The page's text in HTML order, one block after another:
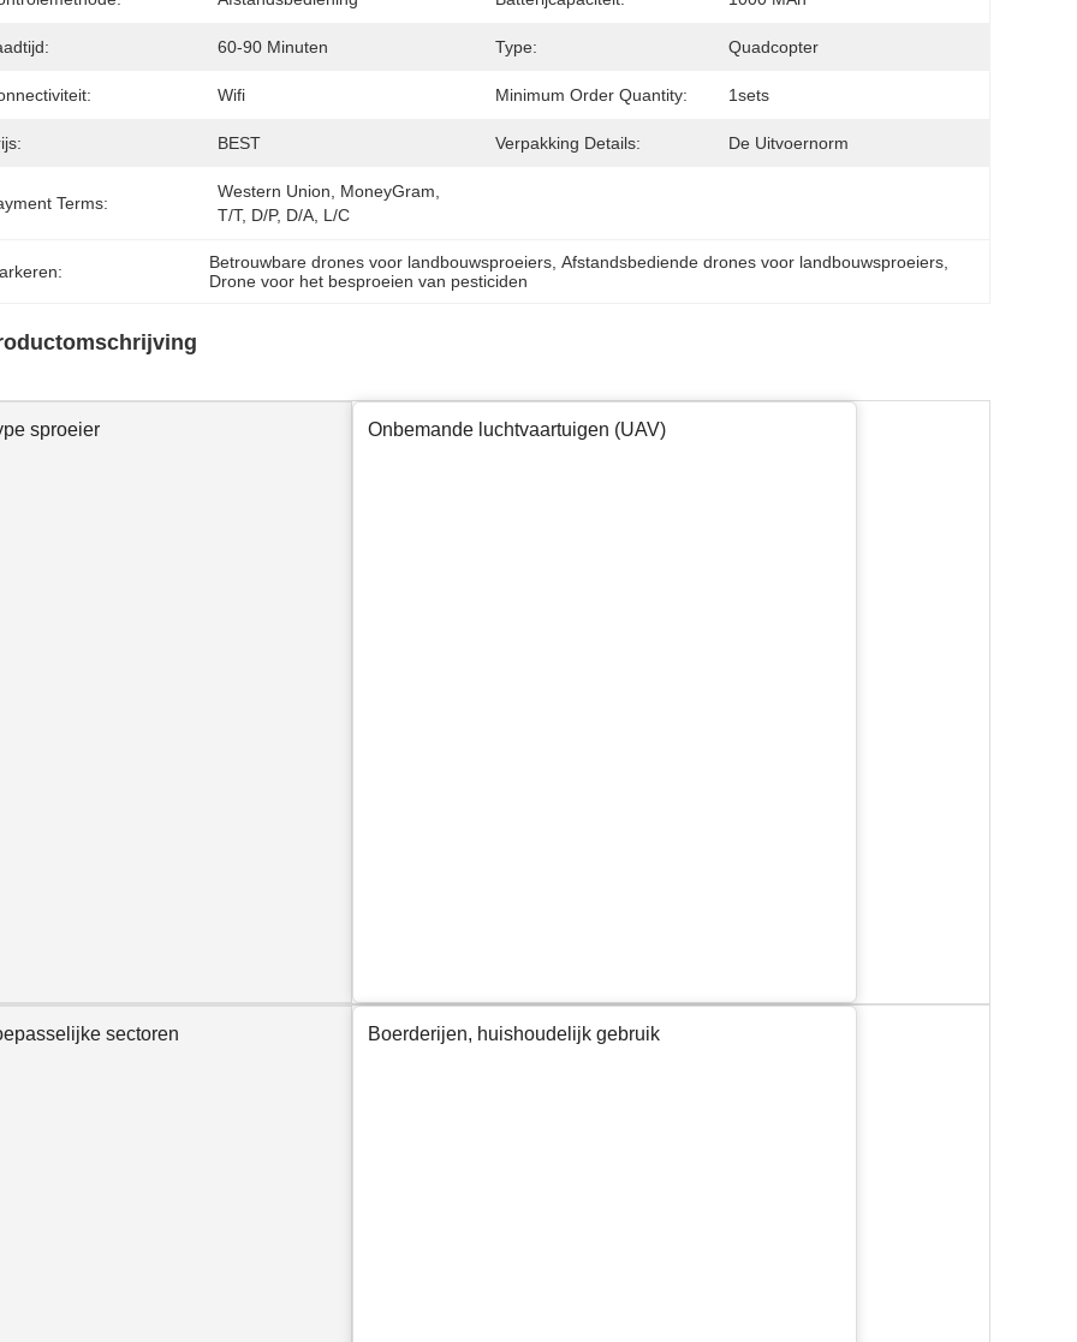
60-90 Minuten Type: Quadcopter
Wifi Minimum Order Quantity: 1sets
BEST Verpakking Details: De Uitvoernorm
Terms:
Western Union, MoneyGram,
T/T, D/P, D/A, L/C
Betrouwbare drones voor landbouwsproeiers , Afstandsbediende drones voor landbouwsproeiers
Drone voor het besproeien van pesticiden
sproeier Onbemande luchtvaartuigen (UAV)
sectoren Boerderijen, huishoudelijk gebruik